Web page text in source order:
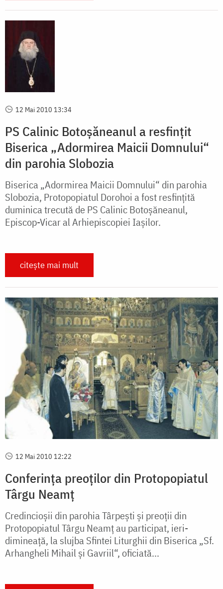
12 Mai 2010 13:34
PS Calinic Botoșăneanul a resfințit
Biserica „Adormirea Maicii Domnului“
din parohia Slobozia
Biserica „Adormirea Maicii Domnului“ din parohia
Slobozia, Protopopiatul Dorohoi a fost resfințită
duminica trecută de PS Calinic Botoșăneanul,
Episcop-Vicar al Arhiepiscopiei Iașilor.
citește mai mult
12 Mai 2010 12:22
Conferința preoților din Protopopiatul
Târgu Neamț
Credincioșii din parohia Târ­pești și preoții din
Protopopiatul Târ­gu Neamț au participat, ieri-
dimineață, la slujba Sfintei Li­tur­ghii din Biserica „Sf.
Arhan­gheli Mihail și Gavriil“, oficiată...